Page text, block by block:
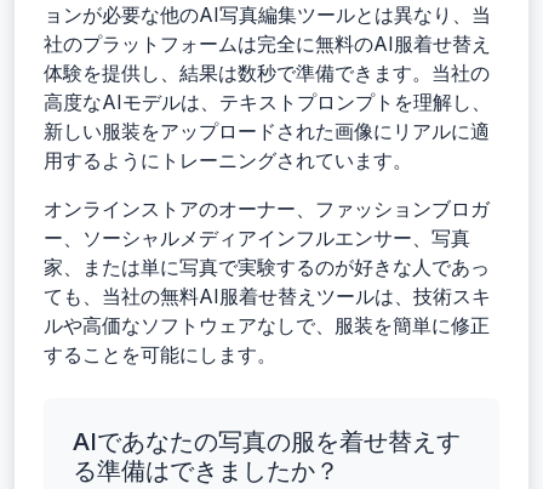
ョンが必要な他のAI写真編集ツールとは異なり、当
社のプラットフォームは完全に無料のAI服着せ替え
体験を提供し、結果は数秒で準備できます。当社の
高度なAIモデルは、テキストプロンプトを理解し、
新しい服装をアップロードされた画像にリアルに適
用するようにトレーニングされています。
オンラインストアのオーナー、ファッションブロガ
ー、ソーシャルメディアインフルエンサー、写真
家、または単に写真で実験するのが好きな人であっ
ても、当社の無料AI服着せ替えツールは、技術スキ
ルや高価なソフトウェアなしで、服装を簡単に修正
することを可能にします。
AIであなたの写真の服を着せ替えす
る準備はできましたか？